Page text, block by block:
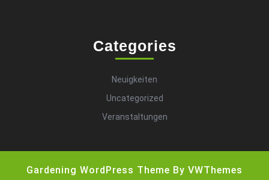
Categories
Neuigkeiten
Uncategorized
Veranstaltungen
Gardening WordPress Theme By VWThemes